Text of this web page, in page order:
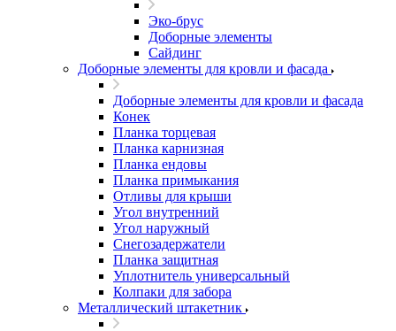
Эко-брус
Доборные элементы
Сайдинг
Доборные элементы для кровли и фасада
Доборные элементы для кровли и фасада
Конек
Планка торцевая
Планка карнизная
Планка ендовы
Планка примыкания
Отливы для крыши
Угол внутренний
Угол наружный
Снегозадержатели
Планка защитная
Уплотнитель универсальный
Колпаки для забора
Металлический штакетник